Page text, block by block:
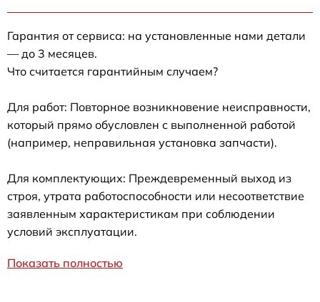
Гарантия от сервиса: на установленные нами детали
— до 3 месяцев.
Что считается гарантийным случаем?
Для работ: Повторное возникновение неисправности,
который прямо обусловлен с выполненной работой
(например, неправильная установка запчасти).
Для комплектующих: Преждевременный выход из
строя, утрата работоспособности или несоответствие
заявленным характеристикам при соблюдении
условий эксплуатации.
Показать полностью